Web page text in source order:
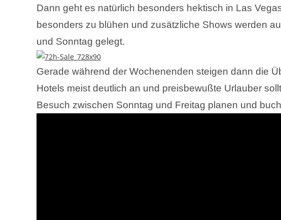
Dann geht es natürlich besonders hektisch in Las
besonders zu blühen und zusätzliche Shows werden
und Sonntag gelegt.
Gerade während der Wochenenden steigen dann die
Hotels meist deutlich an und preisbewußte Urlauber
Besuch zwischen Sonntag und Freitag planen und